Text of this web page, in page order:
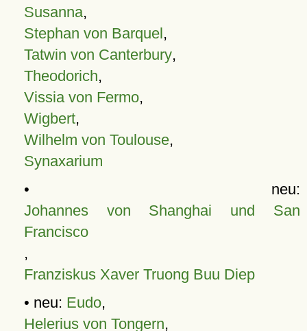
Susanna,
Stephan von Barquel,
Tatwin von Canterbury,
Theodorich,
Vissia von Fermo,
Wigbert,
Wilhelm von Toulouse,
Synaxarium
• neu:
Johannes von Shanghai und San
Francisco
,
Franziskus Xaver Truong Buu Diep
• neu: Eudo,
Helerius von Tongern,